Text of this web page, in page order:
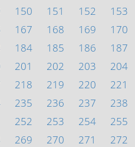
150 151 152 153
167 168 169 170
184 185 186 187
201 202 203 204
218 219 220 221
235 236 237 238
252 253 254 255
269 270 271 272